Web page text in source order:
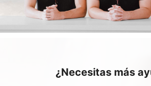
¿Necesitas más